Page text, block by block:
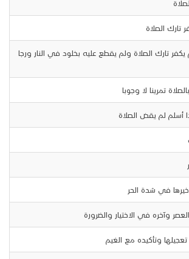
تارك الصلاة
تارك الصلاة ولم يقطع عليه بخلود في النار ورجا
تمرينا لا وجوبا
أسلم لم يقض الصلاة
في شدة الحر
وآخره في الاختيار والضرورة
وتأكيده مع الغيم